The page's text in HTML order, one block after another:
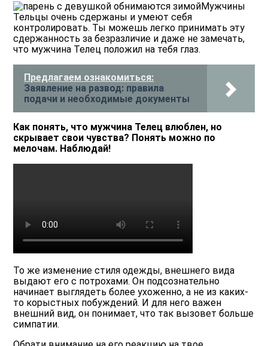
Мужчины
Тельцы очень сдержаны и умеют себя
контролировать. Ты можешь легко принимать эту
сдержанность за безразличие и даже не замечать,
что мужчина Телец положил на тебя глаз.
Предлагаем ознакомиться:
Заявление на развод: правила
подачи и необходимые документы
Как понять, что мужчина Телец влюблен, но
скрывает свои чувства? Понять можно по
мелочам. Наблюдай!
То же изменение стиля одежды, внешнего вида
выдают его с потрохами. Он подсознательно
начинает выглядеть более ухоженно, а не из каких-
то корыстных побуждений. И для него важен
внешний вид, он понимает, что так вызовет больше
симпатии.